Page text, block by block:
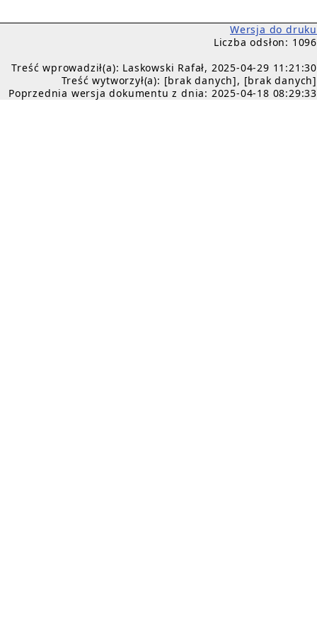
Wersja do druku
Liczba odsłon: 1096
Treść wprowadził(a): Laskowski Rafał, 2025-04-29 11:21:30
Treść wytworzył(a): [brak danych], [brak danych]
Poprzednia wersja dokumentu z dnia: 2025-04-18 08:29:33